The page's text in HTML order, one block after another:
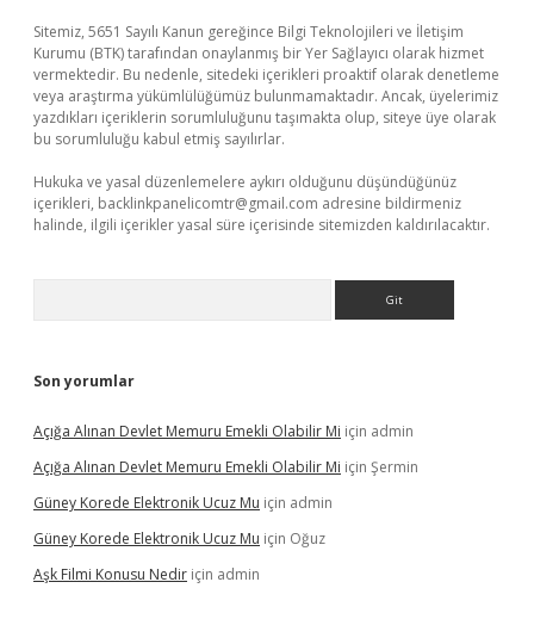
Sitemiz, 5651 Sayılı Kanun gereğince Bilgi Teknolojileri ve İletişim
Kurumu (BTK) tarafından onaylanmış bir Yer Sağlayıcı olarak hizmet
vermektedir. Bu nedenle, sitedeki içerikleri proaktif olarak denetleme
veya araştırma yükümlülüğümüz bulunmamaktadır. Ancak, üyelerimiz
yazdıkları içeriklerin sorumluluğunu taşımakta olup, siteye üye olarak
bu sorumluluğu kabul etmiş sayılırlar.
Hukuka ve yasal düzenlemelere aykırı olduğunu düşündüğünüz
içerikleri, backlinkpanelicomtr@gmail.com adresine bildirmeniz
halinde, ilgili içerikler yasal süre içerisinde sitemizden kaldırılacaktır.
Son yorumlar
Açığa Alınan Devlet Memuru Emekli Olabilir Mi için admin
Açığa Alınan Devlet Memuru Emekli Olabilir Mi için Şermin
Güney Korede Elektronik Ucuz Mu için admin
Güney Korede Elektronik Ucuz Mu için Oğuz
Aşk Filmi Konusu Nedir için admin